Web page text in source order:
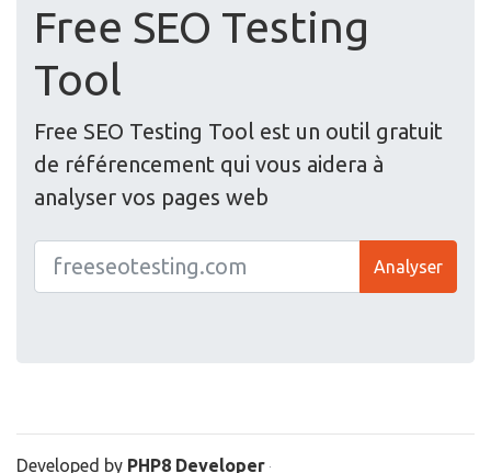
Free SEO Testing
Tool
Free SEO Testing Tool est un outil gratuit
de référencement qui vous aidera à
analyser vos pages web
Analyser
Developed by PHP8 Developer